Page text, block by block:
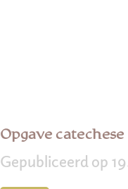
Opgave catechese
Gepubliceerd op